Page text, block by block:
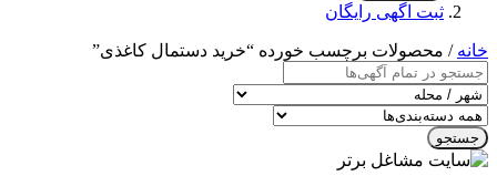
ثبت اگهی رایگان
خانه / محصولات برچسب خورده “خرید دستمال کاغذی”
جستجو